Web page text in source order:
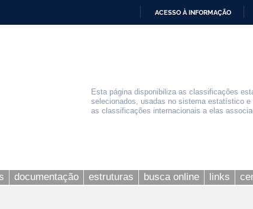
ACESSO À INFORMAÇÃO
Esta página disponibiliza as classificações
selecionados, usadas no sistema estatístico
as classificações internacionais a elas
documentação estruturas busca online links